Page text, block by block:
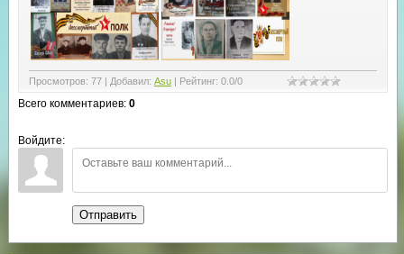
Просмотров: 77| Добавил: Asu | Рейтинг: 0.0/0
Всего комментариев: 0
Войдите:
Отправить